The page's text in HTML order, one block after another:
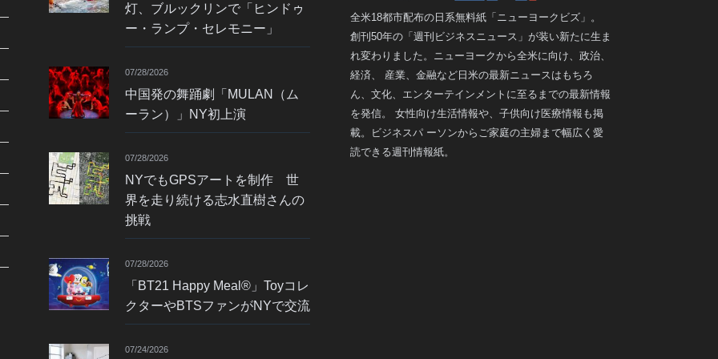
灯、ブルックリンで「ヒンドゥ
ー・ランプ・セレモニー」
07/28/2026
中国発の舞踊劇「MULAN（ム
ーラン）」NY初上演
07/28/2026
NYでもGPSアートを制作 世
界を走り続ける志水直樹さんの
挑戦
07/28/2026
「BT21 Happy Meal®」Toyコレ
クターやBTSファンがNYで交流
07/24/2026
全米18都市配布の日系無料紙「ニューヨークビズ」。
創刊50年の「週刊ビジネスニュース」が装い新たに生ま
れ変わりました。ニューヨークから全米に向け、政治、
経済、 産業、金融など日米の最新ニュースはもちろ
ん、文化、エンターテインメントに至るまでの最新情報
を発信。 女性向け生活情報や、子供向け医療情報も掲
載。ビジネスパ ーソンからご家庭の主婦まで幅広く愛
読できる週刊情報紙。